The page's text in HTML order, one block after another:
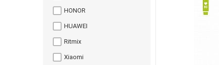
HONOR
HUAWEI
Ritmix
Xiaomi